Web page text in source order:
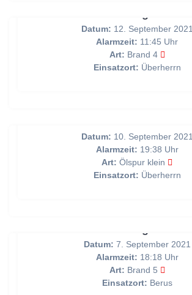
Datum: 12. September 2021
Alarmzeit: 11:45 Uhr
Art: Brand 4
Einsatzort: Überherrn
Datum: 10. September 2021
Alarmzeit: 19:38 Uhr
Art: Ölspur klein
Einsatzort: Überherrn
Datum: 7. September 2021
Alarmzeit: 18:18 Uhr
Art: Brand 5
Einsatzort: Berus